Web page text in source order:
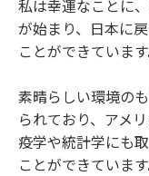
私は幸運なことに
が始まり、日本に
ことができています
素晴らしい環境の
られており、アメ
疫学や統計学にも
ことができています